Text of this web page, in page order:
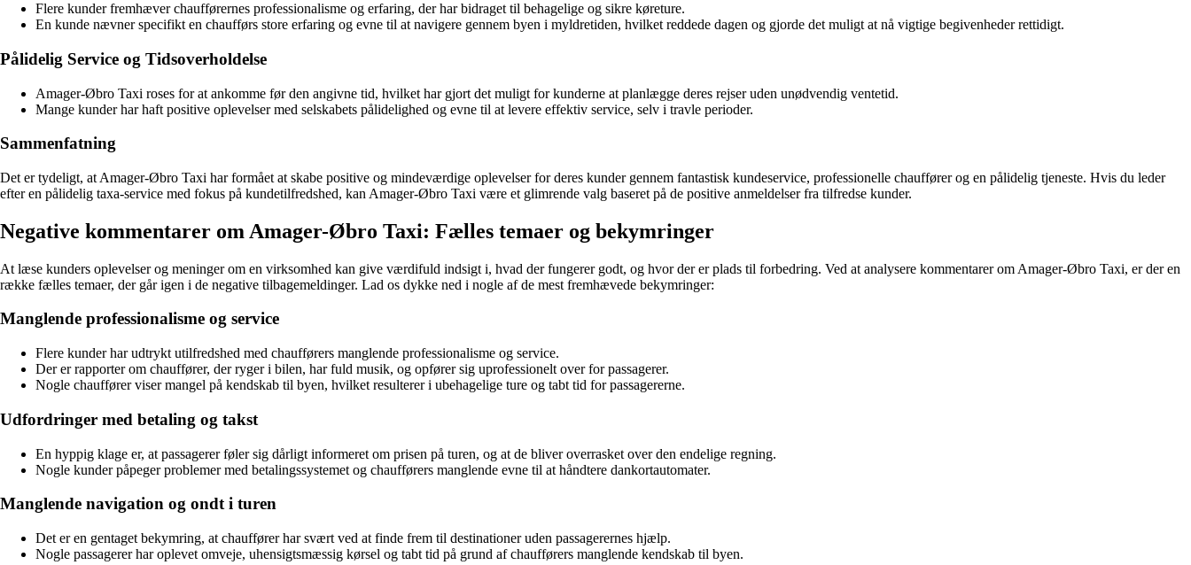
Flere kunder fremhæver chaufførernes professionalisme og erfaring, der har bidraget til behagelige og sikre køreture.
En kunde nævner specifikt en chaufførs store erfaring og evne til at navigere gennem byen i myldretiden, hvilket reddede dagen og gjorde det muligt at nå vigtige begivenheder rettidigt.
Pålidelig Service og Tidsoverholdelse
Amager-Øbro Taxi roses for at ankomme før den angivne tid, hvilket har gjort det muligt for kunderne at planlægge deres rejser uden unødvendig ventetid.
Mange kunder har haft positive oplevelser med selskabets pålidelighed og evne til at levere effektiv service, selv i travle perioder.
Sammenfatning
Det er tydeligt, at Amager-Øbro Taxi har formået at skabe positive og mindeværdige oplevelser for deres kunder gennem fantastisk kundeservice, professionelle chauffører og en pålidelig tjeneste. Hvis du leder
efter en pålidelig taxa-service med fokus på kundetilfredshed, kan Amager-Øbro Taxi være et glimrende valg baseret på de positive anmeldelser fra tilfredse kunder.
Negative kommentarer om Amager-Øbro Taxi: Fælles temaer og bekymringer
At læse kunders oplevelser og meninger om en virksomhed kan give værdifuld indsigt i, hvad der fungerer godt, og hvor der er plads til forbedring. Ved at analysere kommentarer om Amager-Øbro Taxi, er der en
række fælles temaer, der går igen i de negative tilbagemeldinger. Lad os dykke ned i nogle af de mest fremhævede bekymringer:
Manglende professionalisme og service
Flere kunder har udtrykt utilfredshed med chaufførers manglende professionalisme og service.
Der er rapporter om chauffører, der ryger i bilen, har fuld musik, og opfører sig uprofessionelt over for passagerer.
Nogle chauffører viser mangel på kendskab til byen, hvilket resulterer i ubehagelige ture og tabt tid for passagererne.
Udfordringer med betaling og takst
En hyppig klage er, at passagerer føler sig dårligt informeret om prisen på turen, og at de bliver overrasket over den endelige regning.
Nogle kunder påpeger problemer med betalingssystemet og chaufførers manglende evne til at håndtere dankortautomater.
Manglende navigation og ondt i turen
Det er en gentaget bekymring, at chauffører har svært ved at finde frem til destinationer uden passagerernes hjælp.
Nogle passagerer har oplevet omveje, uhensigtsmæssig kørsel og tabt tid på grund af chaufførers manglende kendskab til byen.